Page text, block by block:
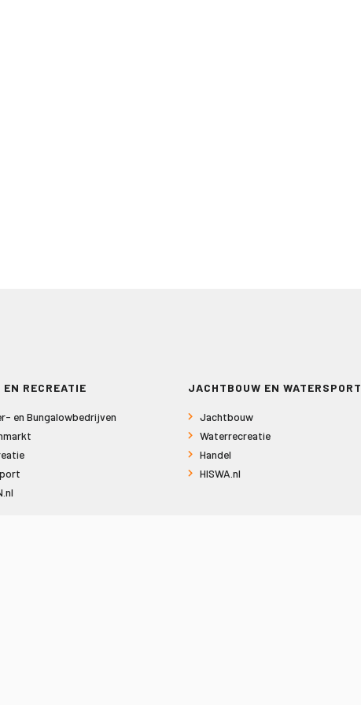
EN RECREATIE
en Bungalowbedrijven
JACHTBOUW EN WATERSPORT
Jachtbouw
Waterrecreatie
Handel
HISWA.nl